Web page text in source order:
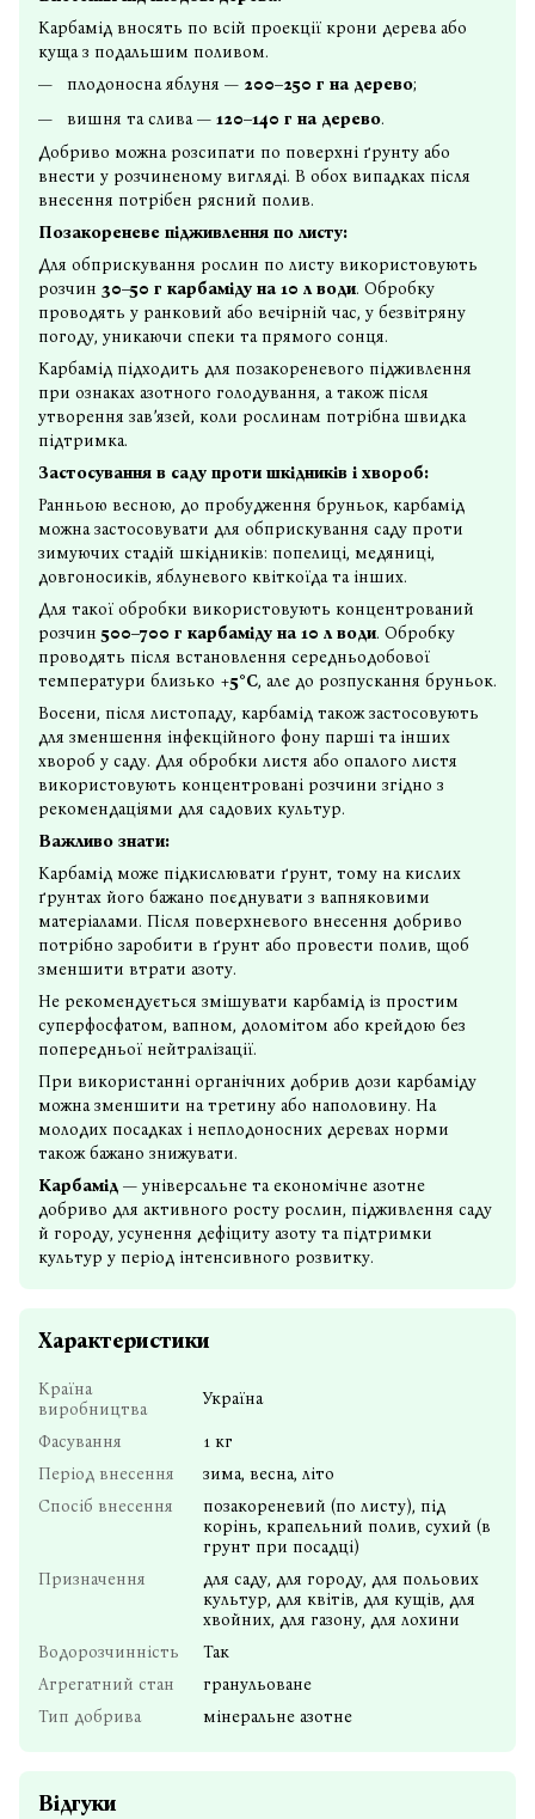
Карбамід вносять по всій проекції крони дерева або
куща з подальшим поливом.
плодоносна яблуня — 200–250 г на дерево;
вишня та слива — 120–140 г на дерево.
Добриво можна розсипати по поверхні ґрунту або
внести у розчиненому вигляді. В обох випадках після
внесення потрібен рясний полив.
Позакореневе підживлення по листу:
Для обприскування рослин по листу використовують
розчин 30–50 г карбаміду на 10 л води. Обробку
проводять у ранковий або вечірній час, у безвітряну
погоду, уникаючи спеки та прямого сонця.
Карбамід підходить для позакореневого підживлення
при ознаках азотного голодування, а також після
утворення зав’язей, коли рослинам потрібна швидка
підтримка.
Застосування в саду проти шкідників і хвороб:
Ранньою весною, до пробудження бруньок, карбамід
можна застосовувати для обприскування саду проти
зимуючих стадій шкідників: попелиці, медяниці,
довгоносиків, яблуневого квіткоїда та інших.
Для такої обробки використовують концентрований
розчин 500–700 г карбаміду на 10 л води. Обробку
проводять після встановлення середньодобової
температури близько +5°C, але до розпускання бруньок.
Восени, після листопаду, карбамід також застосовують
для зменшення інфекційного фону парші та інших
хвороб у саду. Для обробки листя або опалого листя
використовують концентровані розчини згідно з
рекомендаціями для садових культур.
Важливо знати:
Карбамід може підкислювати ґрунт, тому на кислих
ґрунтах його бажано поєднувати з вапняковими
матеріалами. Після поверхневого внесення добриво
потрібно заробити в ґрунт або провести полив, щоб
зменшити втрати азоту.
Не рекомендується змішувати карбамід із простим
суперфосфатом, вапном, доломітом або крейдою без
попередньої нейтралізації.
При використанні органічних добрив дози карбаміду
можна зменшити на третину або наполовину. На
молодих посадках і неплодоносних деревах норми
також бажано знижувати.
Карбамід — універсальне та економічне азотне
добриво для активного росту рослин, підживлення саду
й городу, усунення дефіциту азоту та підтримки
культур у період інтенсивного розвитку.
Характеристики
Країна
виробництва
Україна
Фасування
1 кг
Період внесення
зима, весна, літо
Спосіб внесення
позакореневий (по листу), під
корінь, крапельний полив, сухий (в
грунт при посадці)
Призначення
для саду, для городу, для польових
культур, для квітів, для кущів, для
хвойних, для газону, для лохини
Водорозчинність
Так
Агрегатний стан
гранульоване
Тип добрива
мінеральне азотне
Відгуки